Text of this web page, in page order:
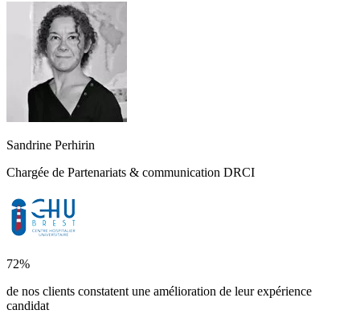
Sandrine Perhirin
Chargée de Partenariats & communication DRCI
72%
de nos clients constatent une amélioration de leur expérience
candidat